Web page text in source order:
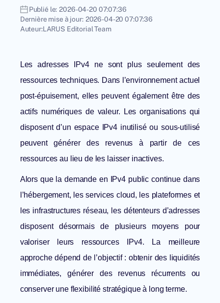
Publié le: 2026-04-20 07:07:36
Dernière mise à jour: 2026-04-20 07:07:36
Auteur:LARUS Editorial Team
Les adresses IPv4 ne sont plus seulement des
ressources techniques. Dans l’environnement actuel
post-épuisement, elles peuvent également être des
actifs numériques de valeur. Les organisations qui
disposent d’un espace IPv4 inutilisé ou sous-utilisé
peuvent générer des revenus à partir de ces
ressources au lieu de les laisser inactives.
Alors que la demande en IPv4 public continue dans
l’hébergement, les services cloud, les plateformes et
les infrastructures réseau, les détenteurs d’adresses
disposent désormais de plusieurs moyens pour
valoriser leurs ressources IPv4. La meilleure
approche dépend de l’objectif : obtenir des liquidités
immédiates, générer des revenus récurrents ou
conserver une flexibilité stratégique à long terme.